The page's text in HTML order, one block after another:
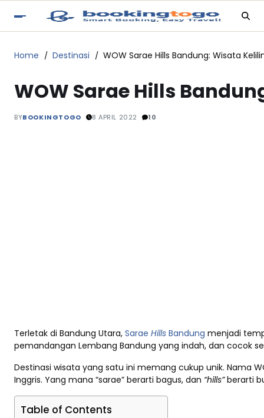
Home Destinasi WOW Sarae Hills Bandung: Wisata
WOW Sarae Hills
BYBOOKINGTOGO 8 APRIL 2022 10
Terletak di Bandung Utara, Sarae Hills Bandung menjadi
pemandangan Lembang Bandung yang indah, dan cocok
Destinasi wisata yang satu ini memang cukup unik. Nama
Inggris. Yang mana “sarae” berarti bagus, dan “hills”berarti
Table of Contents